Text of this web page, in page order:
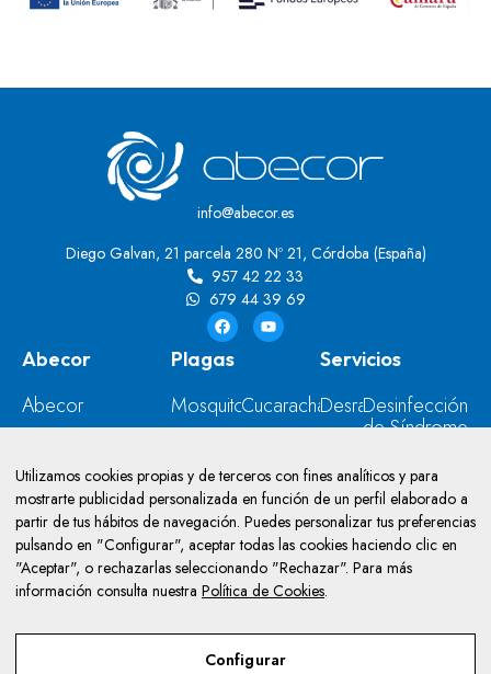
info@abecor.es
Diego Galvan, 21 parcela 280 Nº 21, Córdoba (España)
957 42 22 33
679 44 39 69
Abecor
Abecor
Blog
Plagas
Mosquitos
Hormigas
Ratones
Insectos
Cucarachas
Palomas
Avispas
Chinches
Servicios
Desratización
Desinfección
Control
de
Aves
Desinfección
de Síndrome
Control y
Prevención
de
Legionella
Termitas y
Utilizamos cookies propias y de terceros con fines analíticos y para
mostrarte publicidad personalizada en función de un perfil elaborado a
partir de tus hábitos de navegación. Puedes personalizar tus preferencias
pulsando en "Configurar", aceptar todas las cookies haciendo clic en
"Aceptar", o rechazarlas seleccionando "Rechazar". Para más
información consulta nuestra Política de Cookies.
Configurar